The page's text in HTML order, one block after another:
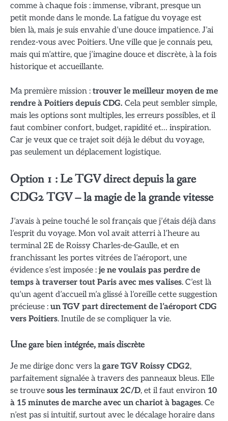
comme à chaque fois : immense, vibrant, presque un
petit monde dans le monde. La fatigue du voyage est
bien là, mais je suis envahie d’une douce impatience. J’ai
rendez-vous avec Poitiers. Une ville que je connais peu,
mais qui m’attire, que j’imagine douce et discrète, à la fois
historique et accueillante.
Ma première mission : trouver le meilleur moyen de me
rendre à Poitiers depuis CDG. Cela peut sembler simple,
mais les options sont multiples, les erreurs possibles, et il
faut combiner confort, budget, rapidité et… inspiration.
Car je veux que ce trajet soit déjà le début du voyage,
pas seulement un déplacement logistique.
Option 1 : Le TGV direct depuis la gare
CDG2 TGV – la magie de la grande vitesse
J’avais à peine touché le sol français que j’étais déjà dans
l’esprit du voyage. Mon vol avait atterri à l’heure au
terminal 2E de Roissy Charles-de-Gaulle, et en
franchissant les portes vitrées de l’aéroport, une
évidence s’est imposée : je ne voulais pas perdre de
temps à traverser tout Paris avec mes valises. C’est là
qu’un agent d’accueil m’a glissé à l’oreille cette suggestion
précieuse : un TGV part directement de l’aéroport CDG
vers Poitiers. Inutile de se compliquer la vie.
Une gare bien intégrée, mais discrète
Je me dirige donc vers lagare TGV Roissy CDG2,
parfaitement signalée à travers des panneaux bleus. Elle
se trouve sous les terminaux 2C/D, et il faut environ 10
à 15 minutes de marche avec un chariot à bagages. Ce
n’est pas si intuitif, surtout avec le décalage horaire dans